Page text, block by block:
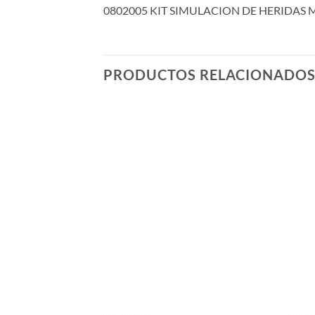
0802005 KIT SIMULACION DE HERIDAS
PRODUCTOS RELACIONADOS